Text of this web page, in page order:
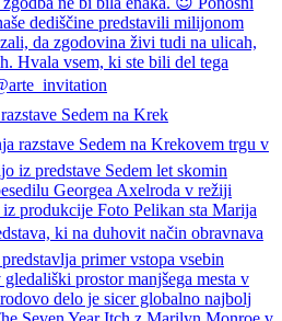
Sedem na Krek